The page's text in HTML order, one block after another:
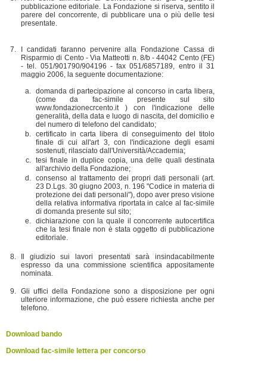
pubblicazione editoriale. La Fondazione si riserva, sentito il
parere del concorrente, di pubblicare una o più delle tesi
presentate.
I candidati faranno pervenire alla Fondazione Cassa di
Risparmio di Cento - Via Matteotti n. 8/b - 44042 Cento (FE)
- tel. 051/901790/904196 - fax 051/6857189, entro il 31
maggio 2006, la seguente documentazione:
domanda di partecipazione al concorso in carta libera,
(come da fac-simile presente sul sito
www.fondazionecrcento.it ) con l'indicazione delle
generalità, della data e luogo di nascita, del domicilio e
del numero di telefono del candidato;
certificato in carta libera di conseguimento del titolo
finale di cui all'art 3, con l'indicazione degli esami
sostenuti, rilasciato dall'Università/Accademia;
tesi finale in duplice copia, una delle quali destinata
all'archivio della Fondazione;
consenso al trattamento dei propri dati personali (art.
23 D.Lgs. 30 giugno 2003, n. 196 "Codice in materia di
protezione dei dati personali"), dopo aver preso visione
della relativa informativa riportata in calce al fac-simile
di domanda presente sul sito;
dichiarazione con la quale il concorrente autocertifica
che la tesi finale non è stata oggetto di pubblicazione
editoriale.
Il giudizio sui lavori presentati sarà insindacabilmente
espresso da una commissione scientifica appositamente
nominata.
Gli uffici della Fondazione sono a disposizione per ogni
ulteriore informazione, che può essere richiesta anche per
telefono.
Download bando
Download fac-simile lettera per concorso